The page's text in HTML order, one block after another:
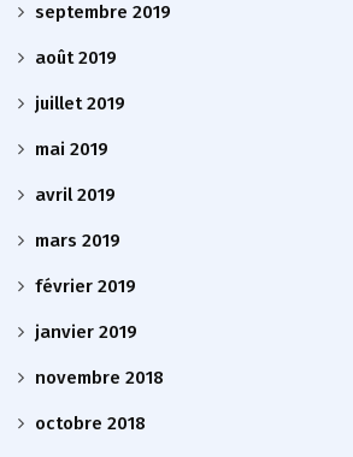
septembre 2019
août 2019
juillet 2019
mai 2019
avril 2019
mars 2019
février 2019
janvier 2019
novembre 2018
octobre 2018